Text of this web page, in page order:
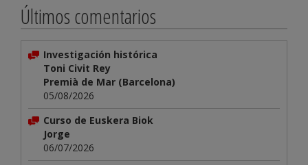
Últimos comentarios
Investigación histórica
Toni Civit Rey
Premià de Mar (Barcelona)
05/08/2026
Curso de Euskera Biok
Jorge
06/07/2026